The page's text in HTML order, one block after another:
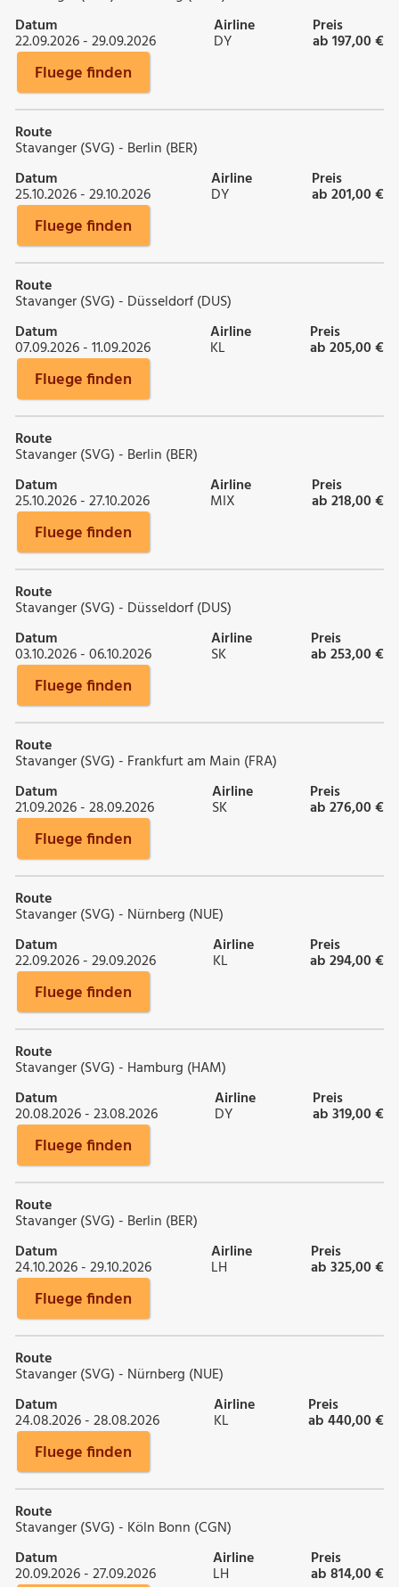
Datum
22.09.2026 - 29.09.2026
Airline
DY
Preis
ab 197,00 €
Fluege finden
Route
Stavanger (SVG) - Berlin (BER)
Datum
25.10.2026 - 29.10.2026
Airline
DY
Preis
ab 201,00 €
Fluege finden
Route
Stavanger (SVG) - Düsseldorf (DUS)
Datum
07.09.2026 - 11.09.2026
Airline
KL
Preis
ab 205,00 €
Fluege finden
Route
Stavanger (SVG) - Berlin (BER)
Datum
25.10.2026 - 27.10.2026
Airline
MIX
Preis
ab 218,00 €
Fluege finden
Route
Stavanger (SVG) - Düsseldorf (DUS)
Datum
03.10.2026 - 06.10.2026
Airline
SK
Preis
ab 253,00 €
Fluege finden
Route
Stavanger (SVG) - Frankfurt am Main (FRA)
Datum
21.09.2026 - 28.09.2026
Airline
SK
Preis
ab 276,00 €
Fluege finden
Route
Stavanger (SVG) - Nürnberg (NUE)
Datum
22.09.2026 - 29.09.2026
Airline
KL
Preis
ab 294,00 €
Fluege finden
Route
Stavanger (SVG) - Hamburg (HAM)
Datum
20.08.2026 - 23.08.2026
Airline
DY
Preis
ab 319,00 €
Fluege finden
Route
Stavanger (SVG) - Berlin (BER)
Datum
24.10.2026 - 29.10.2026
Airline
LH
Preis
ab 325,00 €
Fluege finden
Route
Stavanger (SVG) - Nürnberg (NUE)
Datum
24.08.2026 - 28.08.2026
Airline
KL
Preis
ab 440,00 €
Fluege finden
Route
Stavanger (SVG) - Köln Bonn (CGN)
Datum
20.09.2026 - 27.09.2026
Airline
LH
Preis
ab 814,00 €